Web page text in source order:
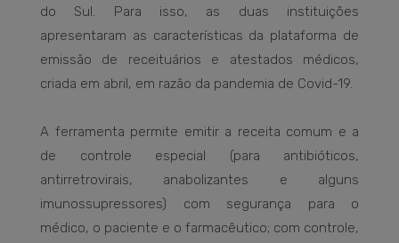
do Sul. Para isso, as duas instituições
apresentaram as características da plataforma de
emissão de receituários e atestados médicos,
criada em abril, em razão da pandemia de Covid-19.
A ferramenta permite emitir a receita comum e a
de controle especial (para antibióticos,
antirretrovirais, anabolizantes e alguns
imunossupressores) com segurança para o
médico, o paciente e o farmacêutico; com controle,